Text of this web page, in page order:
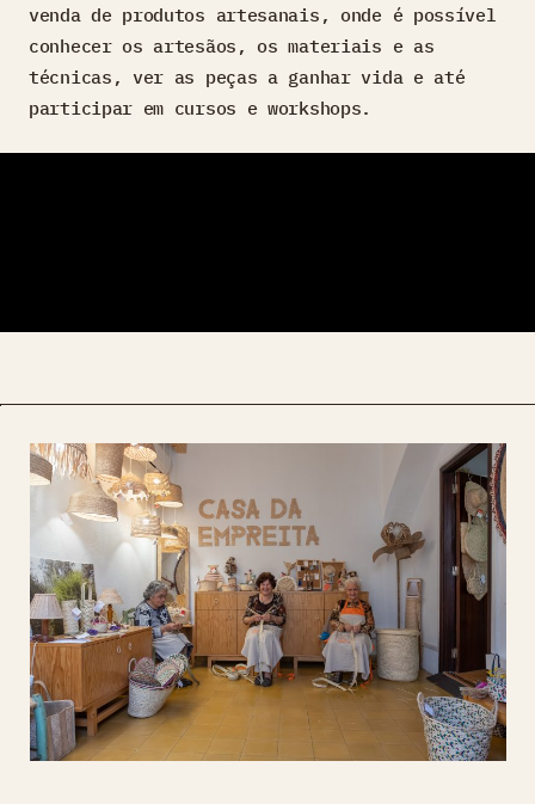
venda de produtos artesanais, onde é possível
conhecer os artesãos, os materiais e as
técnicas, ver as peças a ganhar vida e até
participar em cursos e workshops.